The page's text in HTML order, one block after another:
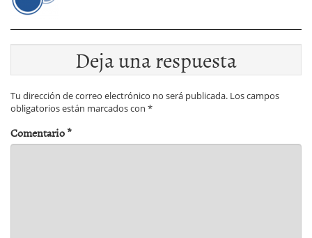
Deja una respuesta
Tu dirección de correo electrónico no será publicada. Los campos
obligatorios están marcados con *
Comentario*